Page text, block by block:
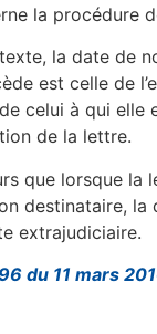
la procédure
la date de
est celle de
celui à qui elle
de la lettre.
que lorsque la
destinataire, la
extrajudiciaire.
du 11 mars